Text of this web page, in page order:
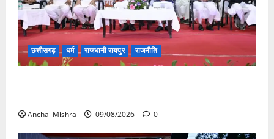
छत्तीसगढ़ धर्म राजधानी रायपुर राजनीति
Anchal Mishra 09/08/2026 0